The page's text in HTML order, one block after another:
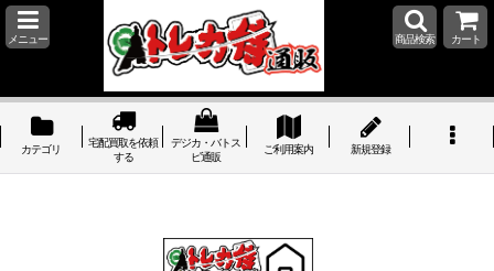
メニュー 商品検索 カート
カテゴリ
宅配買取を依頼
する
デジカ・バトス
ピ通販
ご利用案内 新規登録